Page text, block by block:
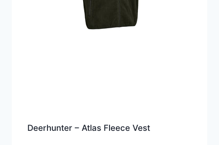
Deerhunter – Atlas Fleece Vest